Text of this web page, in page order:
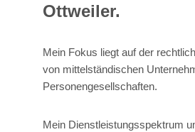
Ottweiler.
Mein Fokus liegt auf der
von mittelständischen
Personengesellschaften.
Mein Dienstleistungsspektrum